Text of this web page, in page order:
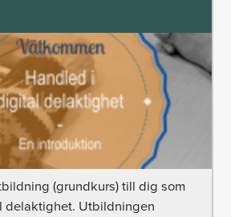
(grundkurs) till dig som
delaktighet. Utbildningen